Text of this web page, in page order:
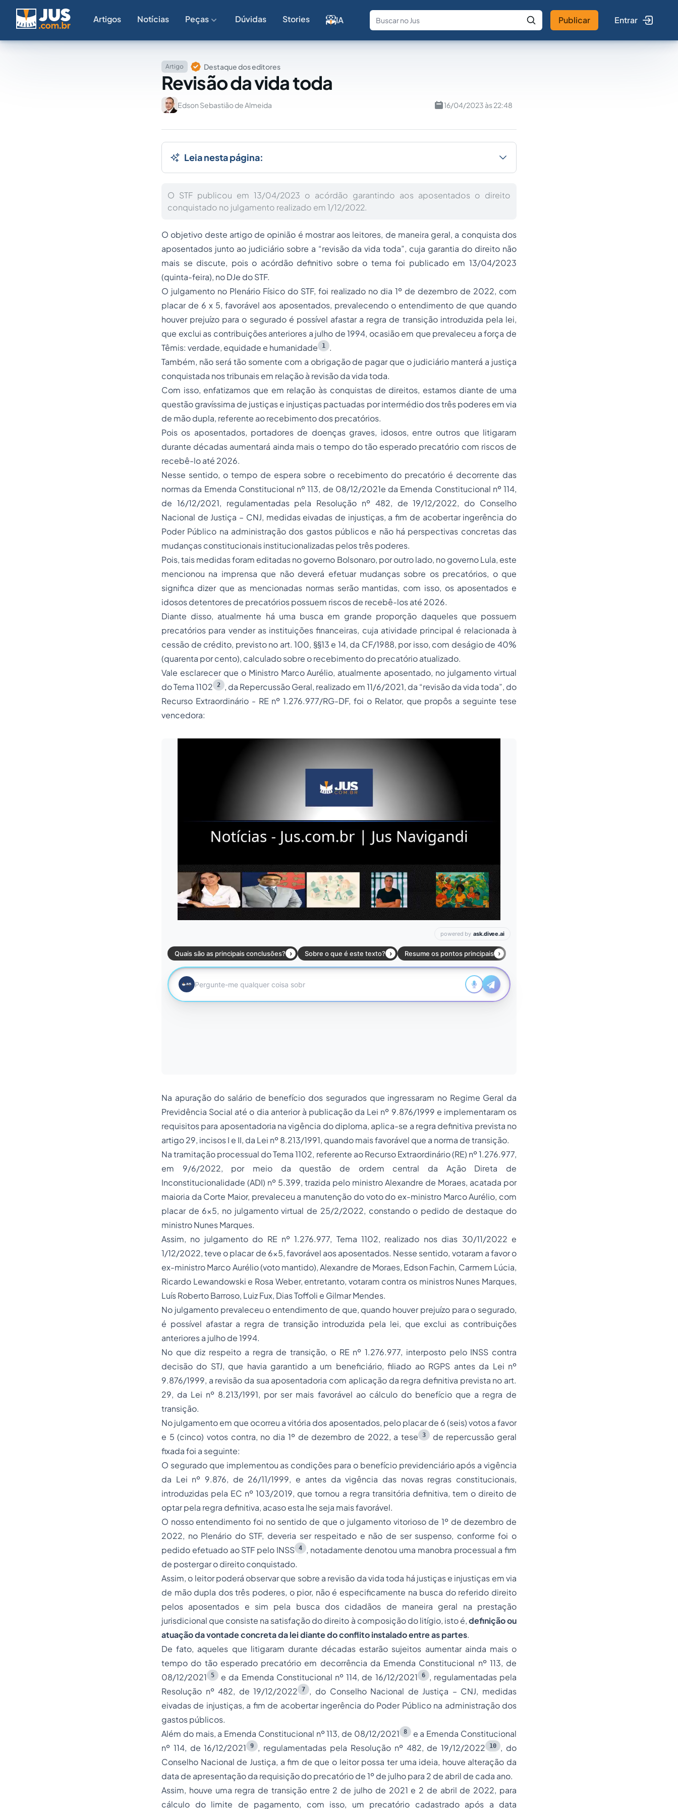
Artigos Notícias Peças Dúvidas Stories IA
Fale com a IA Buscar no Jus
Publicar Entrar
Artigo Destaque dos editores
Revisão da vida toda
Edson Sebastião de Almeida 16/04/2023 às 22:48
Leia nesta página:
O STF publicou em 13/04/2023 o acórdão garantindo aos aposentados o direito
conquistado no julgamento realizado em 1/12/2022.
O objetivo deste artigo de opinião é mostrar aos leitores, de maneira geral, a conquista dos
aposentados junto ao judiciário sobre a “revisão da vida toda”, cuja garantia do direito não
mais se discute, pois o acórdão definitivo sobre o tema foi publicado em 13/04/2023
(quinta-feira), no DJe do STF.
O julgamento no Plenário Físico do STF, foi realizado no dia 1º de dezembro de 2022, com
placar de 6 x 5, favorável aos aposentados, prevalecendo o entendimento de que quando
houver prejuízo para o segurado é possível afastar a regra de transição introduzida pela lei,
que exclui as contribuições anteriores a julho de 1994, ocasião em que prevaleceu a força de
Têmis: verdade, equidade e humanidade
1
.
Também, não será tão somente com a obrigação de pagar que o judiciário manterá a justiça
conquistada nos tribunais em relação à revisão da vida toda.
Com isso, enfatizamos que em relação às conquistas de direitos, estamos diante de uma
questão gravíssima de justiças e injustiças pactuadas por intermédio dos três poderes em via
de mão dupla, referente ao recebimento dos precatórios.
Pois os aposentados, portadores de doenças graves, idosos, entre outros que litigaram
durante décadas aumentará ainda mais o tempo do tão esperado precatório com riscos de
recebê-lo até 2026.
Nesse sentido, o tempo de espera sobre o recebimento do precatório é decorrente das
normas da Emenda Constitucional nº 113, de 08/12/2021e da Emenda Constitucional nº 114,
de 16/12/2021, regulamentadas pela Resolução nº 482, de 19/12/2022, do Conselho
Nacional de Justiça – CNJ, medidas eivadas de injustiças, a fim de acobertar ingerência do
Poder Público na administração dos gastos públicos e não há perspectivas concretas das
mudanças constitucionais institucionalizadas pelos três poderes.
Pois, tais medidas foram editadas no governo Bolsonaro, por outro lado, no governo Lula, este
mencionou na imprensa que não deverá efetuar mudanças sobre os precatórios, o que
significa dizer que as mencionadas normas serão mantidas, com isso, os aposentados e
idosos detentores de precatórios possuem riscos de recebê-los até 2026.
Diante disso, atualmente há uma busca em grande proporção daqueles que possuem
precatórios para vender as instituições financeiras, cuja atividade principal é relacionada à
cessão de crédito, previsto no art. 100, §§13 e 14, da CF/1988, por isso, com deságio de 40%
(quarenta por cento), calculado sobre o recebimento do precatório atualizado.
Vale esclarecer que o Ministro Marco Aurélio, atualmente aposentado, no julgamento virtual
do Tema 1102
2
, da Repercussão Geral, realizado em 11/6/2021, da “revisão da vida toda”, do
Recurso Extraordinário - RE nº 1.276.977/RG-DF, foi o Relator, que propôs a seguinte tese
vencedora:
Na apuração do salário de benefício dos segurados que ingressaram no Regime Geral da
Previdência Social até o dia anterior à publicação da Lei nº 9.876/1999 e implementaram os
requisitos para aposentadoria na vigência do diploma, aplica-se a regra definitiva prevista no
artigo 29, incisos I e II, da Lei nº 8.213/1991, quando mais favorável que a norma de transição.
Na tramitação processual do Tema 1102, referente ao Recurso Extraordinário (RE) nº 1.276.977,
em 9/6/2022, por meio da questão de ordem central da Ação Direta de
Inconstitucionalidade (ADI) nº 5.399, trazida pelo ministro Alexandre de Moraes, acatada por
maioria da Corte Maior, prevaleceu a manutenção do voto do ex-ministro Marco Aurélio, com
placar de 6x5, no julgamento virtual de 25/2/2022, constando o pedido de destaque do
ministro Nunes Marques.
Assim, no julgamento do RE nº 1.276.977, Tema 1102, realizado nos dias 30/11/2022 e
1/12/2022, teve o placar de 6x5, favorável aos aposentados. Nesse sentido, votaram a favor o
ex-ministro Marco Aurélio (voto mantido), Alexandre de Moraes, Edson Fachin, Carmem Lúcia,
Ricardo Lewandowski e Rosa Weber, entretanto, votaram contra os ministros Nunes Marques,
Luís Roberto Barroso, Luiz Fux, Dias Toffoli e Gilmar Mendes.
No julgamento prevaleceu o entendimento de que, quando houver prejuízo para o segurado,
é possível afastar a regra de transição introduzida pela lei, que exclui as contribuições
anteriores a julho de 1994.
No que diz respeito a regra de transição, o RE nº 1.276.977, interposto pelo INSS contra
decisão do STJ, que havia garantido a um beneficiário, filiado ao RGPS antes da Lei nº
9.876/1999, a revisão da sua aposentadoria com aplicação da regra definitiva prevista no art.
29, da Lei nº 8.213/1991, por ser mais favorável ao cálculo do benefício que a regra de
transição.
No julgamento em que ocorreu a vitória dos aposentados, pelo placar de 6 (seis) votos a favor
e 5 (cinco) votos contra, no dia 1º de dezembro de 2022, a tese
3 de repercussão geral
fixada foi a seguinte:
O segurado que implementou as condições para o benefício previdenciário após a vigência
da Lei nº 9.876, de 26/11/1999, e antes da vigência das novas regras constitucionais,
introduzidas pela EC nº 103/2019, que tornou a regra transitória definitiva, tem o direito de
optar pela regra definitiva, acaso esta lhe seja mais favorável.
O nosso entendimento foi no sentido de que o julgamento vitorioso de 1º de dezembro de
2022, no Plenário do STF, deveria ser respeitado e não de ser suspenso, conforme foi o
pedido efetuado ao STF pelo INSS 4 , notadamente denotou uma manobra processual a fim
de postergar o direito conquistado.
Assim, o leitor poderá observar que sobre a revisão da vida toda há justiças e injustiças em via
de mão dupla dos três poderes, o pior, não é especificamente na busca do referido direito
pelos aposentados e sim pela busca dos cidadãos de maneira geral na prestação
jurisdicional que consiste na satisfação do direito à composição do litígio, isto é,definição ou
atuação da vontade concreta da lei diante do conflito instalado entre as partes.
De fato, aqueles que litigaram durante décadas estarão sujeitos aumentar ainda mais o
tempo do tão esperado precatório em decorrência da Emenda Constitucional nº 113, de
08/12/2021
5 e da Emenda Constitucional nº 114, de 16/12/2021 6 , regulamentadas pela
Resolução nº 482, de 19/12/2022 7
, do Conselho Nacional de Justiça – CNJ, medidas
eivadas de injustiças, a fim de acobertar ingerência do Poder Público na administração dos
gastos públicos.
Além do mais, a Emenda Constitucional nº 113, de 08/12/2021
8 e a Emenda Constitucional
nº 114, de 16/12/2021 9 , regulamentadas pela Resolução nº 482, de 19/12/2022 10
, do
Conselho Nacional de Justiça, a fim de que o leitor possa ter uma ideia, houve alteração da
data de apresentação da requisição do precatório de 1º de julho para 2 de abril de cada ano.
Assim, houve uma regra de transição entre 2 de julho de 2021 e 2 de abril de 2022, para
cálculo do limite de pagamento, com isso, um precatório cadastrado após a data